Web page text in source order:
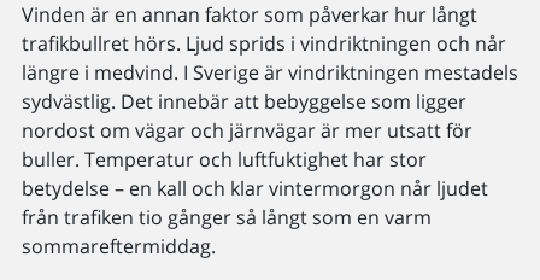
Vinden är en annan faktor som påverkar hur långt
trafikbullret hörs. Ljud sprids i vindriktningen och når
längre i medvind. I Sverige är vindriktningen mestadels
sydvästlig. Det innebär att bebyggelse som ligger
nordost om vägar och järnvägar är mer utsatt för
buller. Temperatur och luftfuktighet har stor
betydelse – en kall och klar vintermorgon når ljudet
från trafiken tio gånger så långt som en varm
sommareftermiddag.